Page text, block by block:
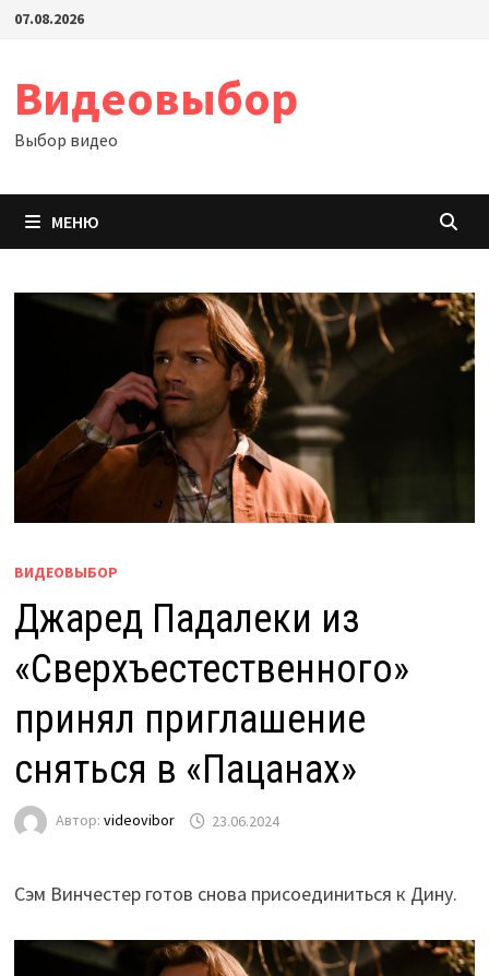
Перейти
07.08.2026
Видеовыбор
Выбор видео
МЕНЮ
ВИДЕОВЫБОР
Джаред Падалеки из
«Сверхъестественного»
принял приглашение
сняться в «Пацанах»
Автор: videovibor 23.06.2024
Сэм Винчестер готов снова присоединиться к Дину.